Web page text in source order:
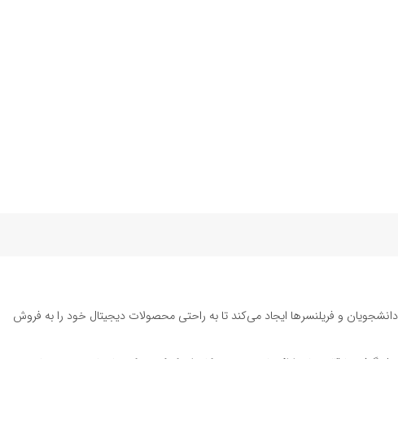
و فریلنسرها ایجاد می‌کند تا به راحتی محصولات دیجیتال خود را به فروش
گرفته تا قالب‌های ارائه پاورپوینت به کاربران کمک می‌کند تا زمان و هزینه‌های